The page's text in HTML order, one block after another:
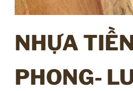
NHỰA TIỀN
PHONG-